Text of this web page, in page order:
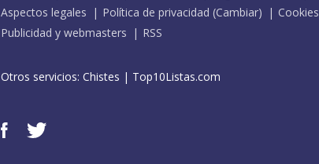
Aspectos legales
Política de privacidad (Cambiar)
Cookies
Publicidad y webmasters
RSS
Otros servicios: Chistes | Top10Listas.com